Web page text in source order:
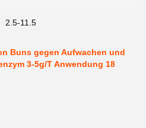
2.5-11.5
Buns gegen Aufwachen und
3-5g/T Anwendung 18